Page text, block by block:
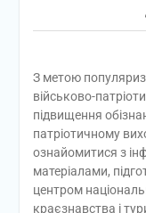
З метою
військово-
підвищення
патріотичному
ознайомитися з
матеріалами,
центром
краєзнавства і